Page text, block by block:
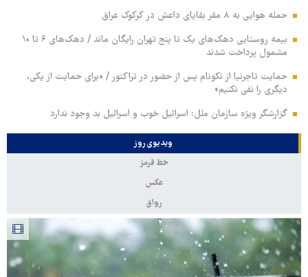
حمله هوایی به ۸ مقر بقایای داعش در کرکوک عراق
بیمه روستایی دهک‌های یک تا پنج تهران رایگان ماند / دهک‌های ۶ تا ۱۰
مشمول پرداخت شدند
حمایت تاجرنیا از نکونام پس از حضور در تراکتور / «برای حمایت از یکی،
دیگری را نفی نکنیم»
گزارشگر ویژه سازمان ملل: اسرائیل خوب و اسرائیل بد وجود ندارد
ویدیوی روز
خط قرمز
عکس
رواق